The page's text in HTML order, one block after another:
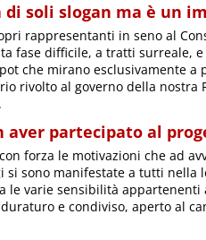
soli slogan ma è un
rappresentanti in seno al
fase difficile, a tratti surreale,
che mirano esclusivamente
rivolto al governo della nostra
partecipato al
forza le motivazioni che ad
si sono manifestate a tutti nella
le varie sensibilità
e condiviso, aperto al